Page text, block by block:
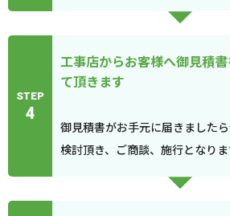
STEP
4
工事店からお客様へ御見積
て頂きます
御見積書がお手元に届きました
検討頂き、ご商談、施行となりま